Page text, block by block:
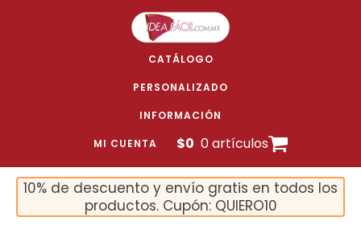
CATÁLOGO
PERSONALIZADO
INFORMACIÓN
MI CUENTA $0 0 artículos
10% de descuento y envío gratis en todos los
productos. Cupón: QUIERO10